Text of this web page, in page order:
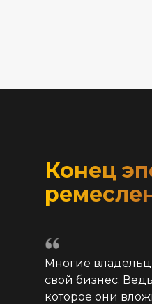
Конец
Многие
свой бизнес.
которое они